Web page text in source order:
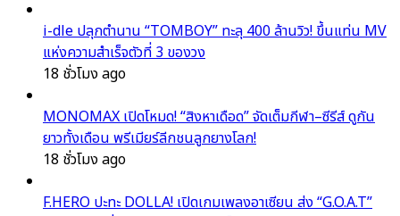
i-dle ปลุกตำนาน “TOMBOY” ทะลุ 400 ล้านวิว! ขึ้นแท่น MV
แห่งความสำเร็จตัวที่ 3 ของวง
18 ชั่วโมง ago
MONOMAX เปิดโหมด! “สิงหาเดือด” จัดเต็มกีฬา–ซีรีส์ ดูกัน
ยาวทั้งเดือน พรีเมียร์ลีกชนลูกยางโลก!
18 ชั่วโมง ago
F.HERO ปะทะ DOLLA! เปิดเกมเพลงอาเซียน ส่ง “G.O.A.T”